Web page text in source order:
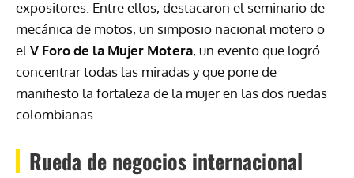
expositores. Entre ellos, destacaron el seminario de
mecánica de motos, un simposio nacional motero o
elV Foro de la Mujer Motera, un evento que logró
concentrar todas las miradas y que pone de
manifiesto la fortaleza de la mujer en las dos ruedas
colombianas.
Rueda de negocios internacional